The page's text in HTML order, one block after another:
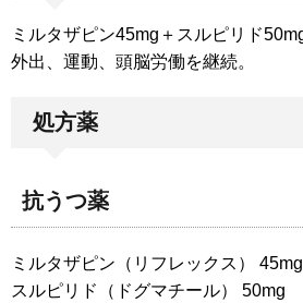
ミルタザピン45mg＋スルピリド
外出、運動、頭脳労働を継続。
処方薬
抗うつ薬
ミルタザピン（リフレックス） 45mg
スルピリド（ドグマチール） 50mg